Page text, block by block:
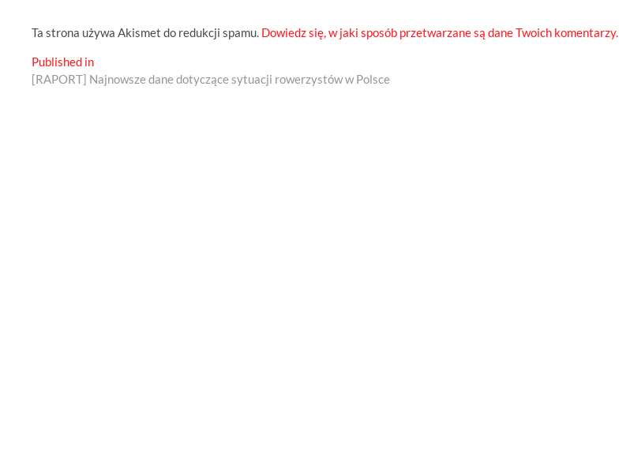
Ta strona używa Akismet do redukcji spamu. Dowiedz się, w jaki sposób przetwarzane są dane Twoich komentarzy.
Nawigacja
wpisu
Published in
[RAPORT] Najnowsze dane dotyczące sytuacji rowerzystów w Polsce